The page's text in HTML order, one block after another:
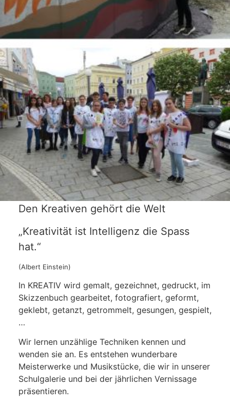
Den Kreativen gehört die Welt
„Kreativität ist Intelligenz die Spass
hat.“
(Albert Einstein)
In KREATIV wird gemalt, gezeichnet, gedruckt, im
Skizzenbuch gearbeitet, fotografiert, geformt,
geklebt, getanzt, getrommelt, gesungen, gespielt,
…
Wir lernen unzählige Techniken kennen und
wenden sie an. Es entstehen wunderbare
Meisterwerke und Musikstücke, die wir in unserer
Schulgalerie und bei der jährlichen Vernissage
präsentieren.